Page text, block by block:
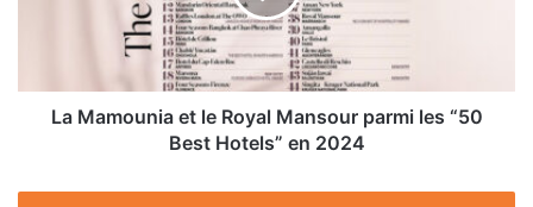
“50
2024
La Mamounia et le Royal Mansour parmi les “50
Best Hotels” en 2024